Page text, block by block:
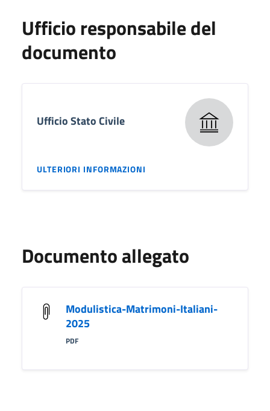
Ufficio responsabile del
documento
Ufficio Stato Civile
ULTERIORI INFORMAZIONI
Documento allegato
Modulistica-Matrimoni-Italiani-
2025
PDF